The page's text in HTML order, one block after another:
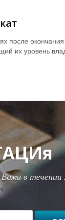
после
их уровень
в течении